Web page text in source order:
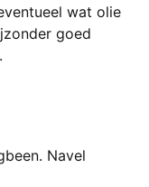
wat olie
goed
Navel